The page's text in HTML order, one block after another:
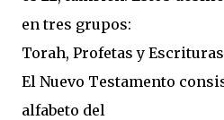
en tres grupos:
Torah, Profetas y
El Nuevo Testamento
alfabeto del